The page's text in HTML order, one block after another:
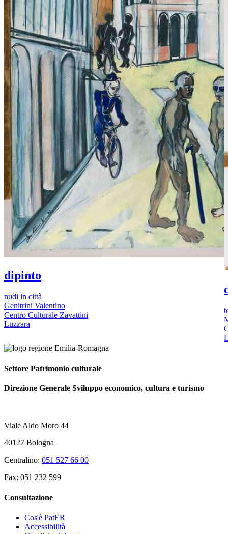
dipinto
nudi in città
Genitrini Valentino
Centro Culturale Zavattini
Luzzara
Settore Patrimonio culturale
Direzione Generale Sviluppo economico, cultura e turismo
Viale Aldo Moro 44
40127 Bologna
Centralino: 051 527 66 00
Fax: 051 232 599
Consultazione
Cos'è PatER
Accessibilità